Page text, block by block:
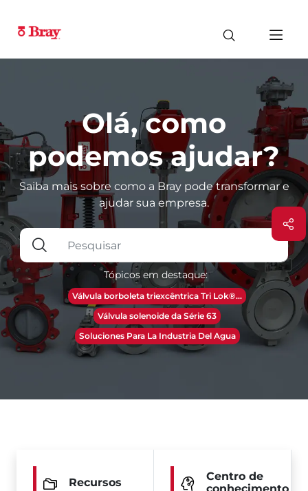
Olá, como
podemos ajudar?
Saiba mais sobre como a Bray pode transformar e
ajudar sua empresa.
Tópicos em destaque:
Válvula borboleta triexcêntrica Tri Lok®...
Válvula solenoide da Série 63
Soluciones Para La Industria Del Agua
Recursos
Centro de
conhecimento